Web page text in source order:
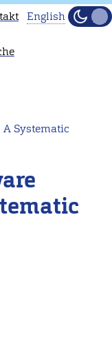
available
to
English
Hell
Systematic